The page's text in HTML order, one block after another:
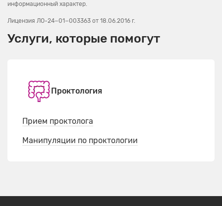
информационный характер.
Лицензия ЛО-24−01−003363 от 18.06.2016 г.
Услуги, которые помогут
Проктология
Прием проктолога
Манипуляции по проктологии